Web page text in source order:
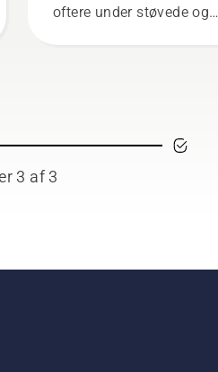
oftere under støvede og
3 af 3